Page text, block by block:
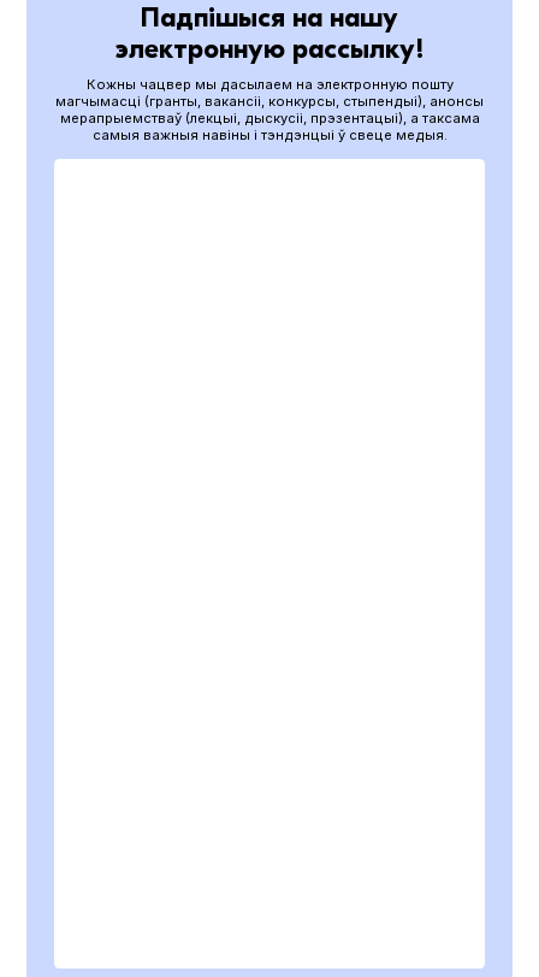
Падпішыся на нашу
электронную рассылку!
Кожны чацвер мы дасылаем на электронную пошту
магчымасці (гранты, вакансіі, конкурсы, стыпендыі), анонсы
мерапрыемстваў (лекцыі, дыскусіі, прэзентацыі), а таксама
самыя важныя навіны і тэндэнцыі ў свеце медыя.